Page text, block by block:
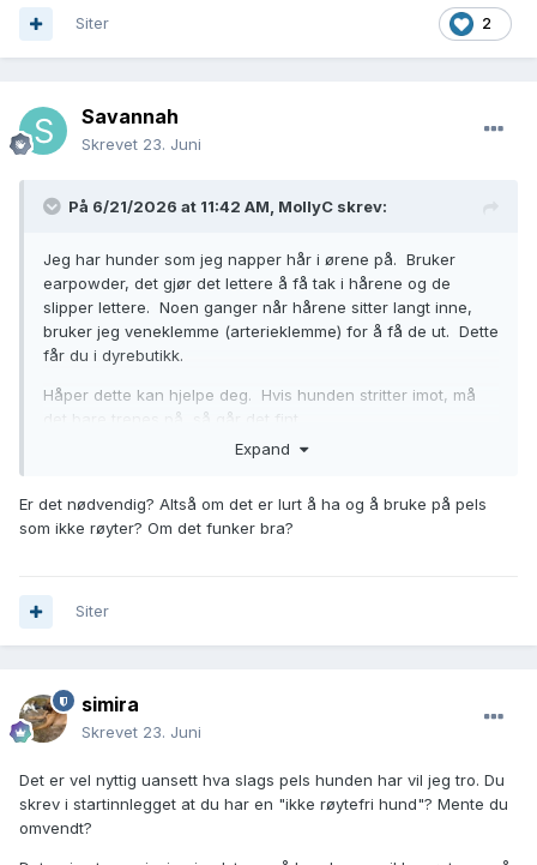
2
Siter
Savannah
Skrevet 23. Juni
På 6/21/2026 at 11:42 AM, MollyC skrev:
Jeg har hunder som jeg napper hår i ørene på. Bruker
earpowder, det gjør det lettere å få tak i hårene og de
slipper lettere. Noen ganger når hårene sitter langt inne,
bruker jeg veneklemme (arterieklemme) for å få de ut. Dette
får du i dyrebutikk.
Håper dette kan hjelpe deg. Hvis hunden stritter imot, må
det bare trenes på, så går det fint.
Expand
Er det nødvendig? Altså om det er lurt å ha og å bruke på pels
som ikke røyter? Om det funker bra?
Siter
simira
Skrevet 23. Juni
Det er vel nyttig uansett hva slags pels hunden har vil jeg tro. Du
skrev i startinnlegget at du har en "ikke røytefri hund"? Mente du
omvendt?